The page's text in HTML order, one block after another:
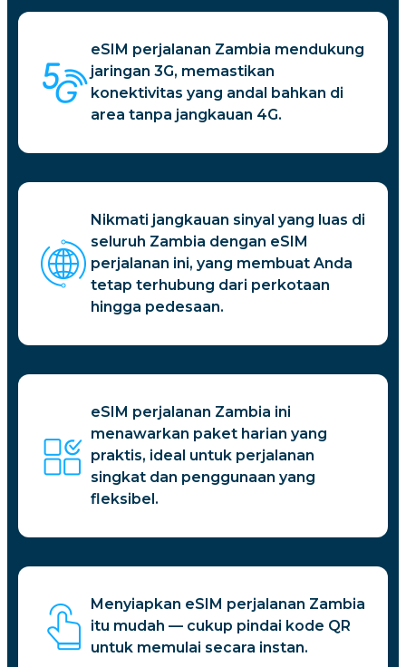
eSIM perjalanan Zambia mendukung
jaringan 3G, memastikan
konektivitas yang andal bahkan di
area tanpa jangkauan 4G.
Nikmati jangkauan sinyal yang luas di
seluruh Zambia dengan eSIM
perjalanan ini, yang membuat Anda
tetap terhubung dari perkotaan
hingga pedesaan.
eSIM perjalanan Zambia ini
menawarkan paket harian yang
praktis, ideal untuk perjalanan
singkat dan penggunaan yang
fleksibel.
Menyiapkan eSIM perjalanan Zambia
itu mudah — cukup pindai kode QR
untuk memulai secara instan.